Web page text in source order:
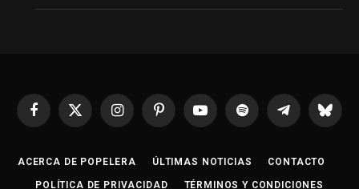
Facebook
X
InstagramPinterestYouTubeSpotify Telegrama
ACERCA DE POPELERA ÚLTIMAS NOTICIAS CONTACTO
POLÍTICA DE PRIVACIDAD TÉRMINOS Y CONDICIONES